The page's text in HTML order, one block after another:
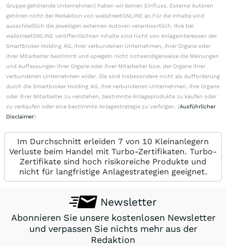
Gruppe gehörende Unternehmen) haben wir keinen Einfluss. Externe Autoren
gehören nicht der Redaktion von wallstreetONLINE an.Für die Inhalte sind
ausschließlich die jeweiligen externen Autoren verantwortlich. Ihre bei
wallstreetONLINE veröffentlichten Inhalte sind nicht von Anlageinteressen der
Smartbroker Holding AG, ihrer verbundenen Unternehmen, ihrer Organe oder
ihrer Mitarbeiter bestimmt und spiegeln nicht notwendigerweise die Meinungen
und Auffassungen ihrer Organe oder ihrer Mitarbeiter bzw. der Organe ihrer
verbundenen Unternehmen wider. Sie sind insbesondere nicht als Aufforderung
durch die Smartbroker Holding AG, ihre verbundenen Unternehmen, ihre Organe
oder ihrer Mitarbeiter zu verstehen, bestimmte Anlageprodukte zu kaufen oder
zu verkaufen oder eine bestimmte Anlagestrategie zu verfolgen. (Ausführlicher
Disclaimer)
Im Durchschnitt erleiden 7 von 10 Kleinanlegern
Verluste beim Handel mit Turbo-Zertifikaten. Turbo-
Zertifikate sind hoch risikoreiche Produkte und
nicht für langfristige Anlagestrategien geeignet.
Newsletter
Abonnieren Sie unsere kostenlosen Newsletter
und verpassen Sie nichts mehr aus der
Redaktion